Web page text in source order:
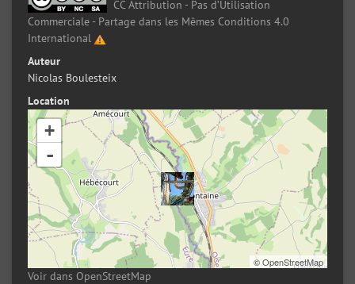
CC Attribution - Pas d’Utilisation
Commerciale - Partage dans les Mêmes Conditions 4.0
International
Auteur
Nicolas Boulesteix
Location
+
-
©OpenStreetMap
Voir dans OpenStreetMap